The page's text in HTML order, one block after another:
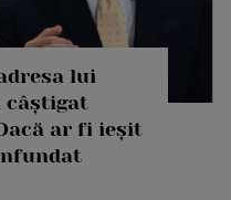
lui
câștigat
ar fi ieșit